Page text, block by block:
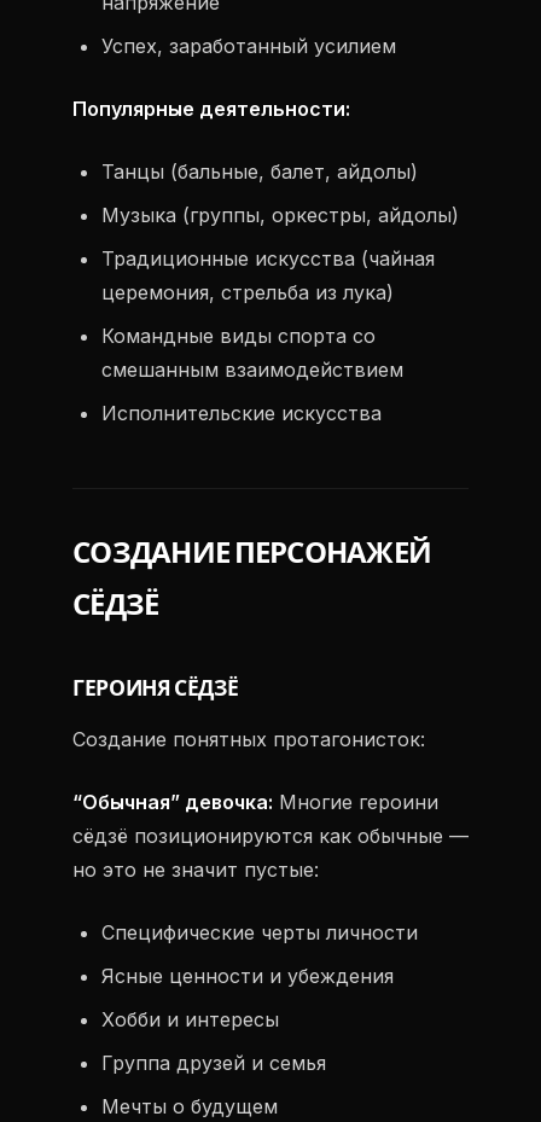
Успех, заработанный усилием
Популярные деятельности:
Танцы (бальные, балет, айдолы)
Музыка (группы, оркестры, айдолы)
Традиционные искусства (чайная
церемония, стрельба из лука)
Командные виды спорта со
смешанным взаимодействием
Исполнительские искусства
СОЗДАНИЕ ПЕРСОНАЖЕЙ
СЁДЗЁ
ГЕРОИНЯ СЁДЗЁ
Создание понятных протагонисток:
“Обычная” девочка: Многие героини
сёдзё позиционируются как обычные —
но это не значит пустые:
Специфические черты личности
Ясные ценности и убеждения
Хобби и интересы
Группа друзей и семья
Мечты о будущем